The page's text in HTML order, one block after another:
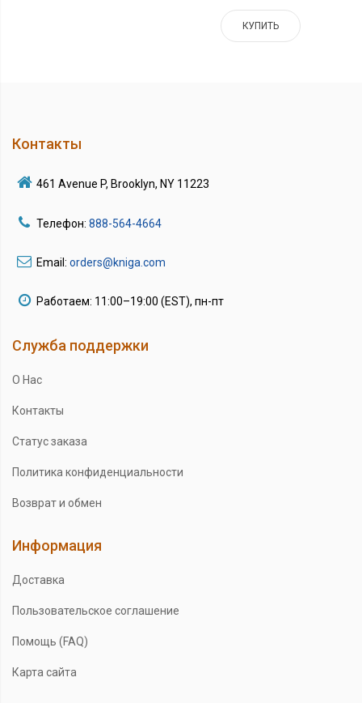
КУПИТЬ
Контакты
461 Avenue P, Brooklyn, NY 11223
Телефон: 888-564-4664
Email: orders@kniga.com
Работаем: 11:00–19:00 (EST), пн-пт
Служба поддержки
О Нас
Контакты
Статус заказа
Политика конфиденциальности
Возврат и обмен
Информация
Доставка
Пользовательское соглашение
Помощь (FAQ)
Карта сайта